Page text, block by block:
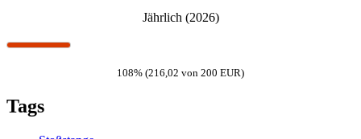
Jährlich (2026)
108% (216,02 von 200 EUR)
Tags